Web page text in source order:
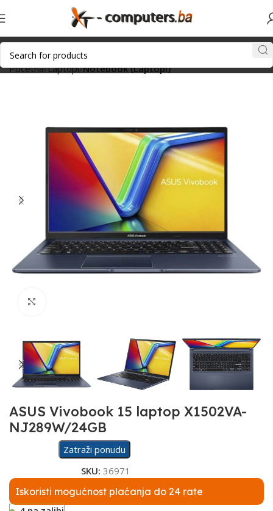
Početna Laptopi Notebook (Laptopi)
ASUS Vivobook 15 laptop X1502VA-
NJ289W/24GB
Zatraži ponudu
SKU: 36971
Iskoristi mogućnost plaćanja do 24 rate